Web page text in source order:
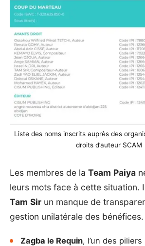
Liste des noms inscrits auprès des
droits d’auteur SCAM
Les membres de la Team Paiya
leurs mots face à cette situation.
Tam Sir un manque de
gestion unilatérale des bénéfices.
Zagba le Requin, l’un des